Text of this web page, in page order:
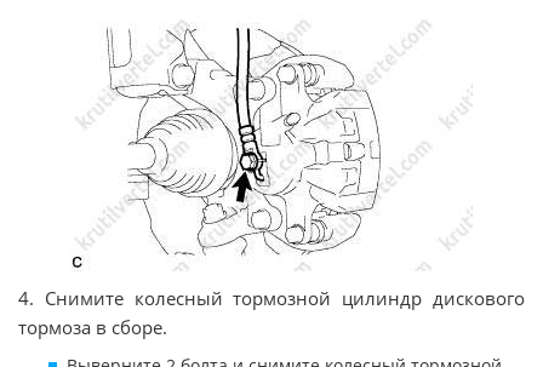
4. Снимите колесный тормозной цилиндр дискового
тормоза в сборе.